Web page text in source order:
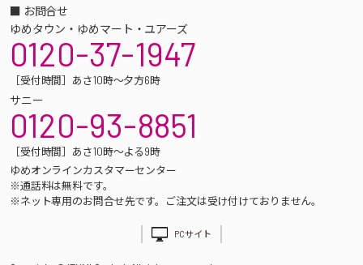
■ お問合せ
ゆめタウン・ゆめマート・ユアーズ
0120-37-1947
［受付時間］あさ10時～夕方6時
サニー
0120-93-8851
［受付時間］あさ10時～よる9時
ゆめオンラインカスタマーセンター
※通話料は無料です。
※ネット専用のお問合せ先です。ご注文は受け付けておりません。
PCサイト